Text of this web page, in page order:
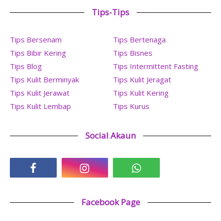
Tips-Tips
Tips Bersenam
Tips Bertenaga
Tips Bibir Kering
Tips Bisnes
Tips Blog
Tips Intermittent Fasting
Tips Kulit Berminyak
Tips Kulit Jeragat
Tips Kulit Jerawat
Tips Kulit Kering
Tips Kulit Lembap
Tips Kurus
Social Akaun
Facebook Page